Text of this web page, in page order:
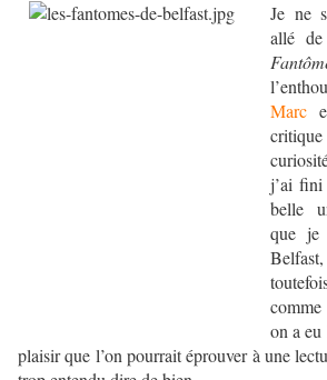
Je ne
allé de
Marc
j’ai fini
belle
que je
on a
plaisir que l’on pourrait éprouver à une